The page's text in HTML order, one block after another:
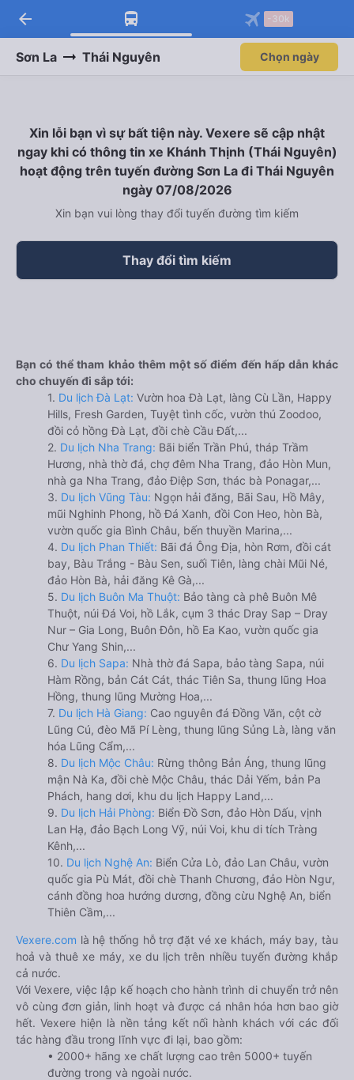
Tải app Vexere ngay!
Nhận ưu đãi thành viên độc
Mở app
Tải app Vexere
-30k/ghế khi đặt vé máy bay qua
Mở app
arrow_back -30k
Sơn La Thái Nguyên Chọn ngày
Xin lỗi bạn vì sự bất tiện này. Vexere sẽ cập nhật
ngay khi có thông tin xe Khánh Thịnh (Thái Nguyên)
hoạt động trên tuyến đường Sơn La đi Thái Nguyên
ngày 07/08/2026
Xin bạn vui lòng thay đổi tuyến đường tìm kiếm
Thay đổi tìm kiếm
Bạn có thể tham khảo thêm một số điểm đến hấp dẫn khác
cho chuyến đi sắp tới:
1. Du lịch Đà Lạt: Vườn hoa Đà Lạt, làng Cù Lần, Happy
Hills, Fresh Garden, Tuyệt tình cốc, vườn thú Zoodoo,
đồi cỏ hồng Đà Lạt, đồi chè Cầu Đất,...
2. Du lịch Nha Trang: Bãi biển Trần Phú, tháp Trầm
Hương, nhà thờ đá, chợ đêm Nha Trang, đảo Hòn Mun,
nhà ga Nha Trang, đảo Điệp Sơn, thác bà Ponagar,...
3. Du lịch Vũng Tàu: Ngọn hải đăng, Bãi Sau, Hồ Mây,
mũi Nghinh Phong, hồ Đá Xanh, đồi Con Heo, hòn Bà,
vườn quốc gia Bình Châu, bến thuyền Marina,...
4. Du lịch Phan Thiết: Bãi đá Ông Địa, hòn Rơm, đồi cát
bay, Bàu Trắng - Bàu Sen, suối Tiên, làng chài Mũi Né,
đảo Hòn Bà, hải đăng Kê Gà,...
5. Du lịch Buôn Ma Thuột: Bảo tàng cà phê Buôn Mê
Thuột, núi Đá Voi, hồ Lắk, cụm 3 thác Dray Sap – Dray
Nur – Gia Long, Buôn Đôn, hồ Ea Kao, vườn quốc gia
Chư Yang Shin,...
6. Du lịch Sapa: Nhà thờ đá Sapa, bảo tàng Sapa, núi
Hàm Rồng, bản Cát Cát, thác Tiên Sa, thung lũng Hoa
Hồng, thung lũng Mường Hoa,...
7. Du lịch Hà Giang: Cao nguyên đá Đồng Văn, cột cờ
Lũng Cú, đèo Mã Pí Lèng, thung lũng Sủng Là, làng văn
hóa Lũng Cẩm,...
8. Du lịch Mộc Châu: Rừng thông Bản Áng, thung lũng
mận Nà Ka, đồi chè Mộc Châu, thác Dải Yếm, bản Pa
Phách, hang dơi, khu du lịch Happy Land,...
9. Du lịch Hải Phòng: Biển Đồ Sơn, đảo Hòn Dấu, vịnh
Lan Hạ, đảo Bạch Long Vỹ, núi Voi, khu di tích Tràng
Kênh,...
10. Du lịch Nghệ An: Biển Cửa Lò, đảo Lan Châu, vườn
quốc gia Pù Mát, đồi chè Thanh Chương, đảo Hòn Ngư,
cánh đồng hoa hướng dương, đồng cừu Nghệ An, biển
Thiên Cầm,...
Vexere.com là hệ thống hỗ trợ đặt vé xe khách, máy bay, tàu
hoả và thuê xe máy, xe du lịch trên nhiều tuyến đường khắp
cả nước.
Với Vexere, việc lập kế hoạch cho hành trình di chuyển trở nên
vô cùng đơn giản, linh hoạt và được cá nhân hóa hơn bao giờ
hết. Vexere hiện là nền tảng kết nối hành khách với các đối
tác hàng đầu trong lĩnh vực đi lại, bao gồm:
• 2000+ hãng xe chất lượng cao trên 5000+ tuyến
đường trong và ngoài nước.